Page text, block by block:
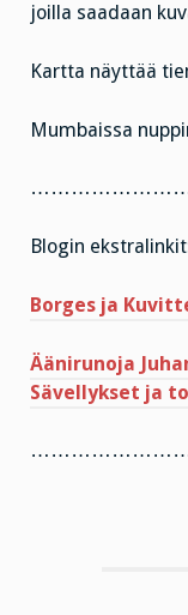
joilla saadaan
Kartta näyttää
Mumbaissa
Blogin
Borges ja
Äänirunoja
Sävellykset ja